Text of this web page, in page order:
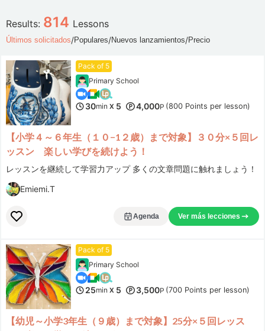
HIROMI.CH
***ui
MiKi先生授課時會耐心引導我勇敢開口說，且給予適時適當的回饋 Ver más lecciones
manami.n
***
mogumogu
***yjp
Results: 814 Lessons
Últimos solicitados/Populares/Nuevos lanzamientos/Precio
【小学４～６年生（１０−1２歳）まで対象】３０分×５回レ
ッスン 楽しい学びを続けよう！
レッスンを継続して学習力アップ 多くの文章問題に触れましょう！
Pack of 5
Primary School
30min X 5 4,000P (800 Points per lesson)
Emiemi.T
Agenda Ver más lecciones
【幼児～小学3年生（９歳）まで対象】25分×５回レッス
Pack of 5
Primary School
25min X 5 3,500P (700 Points per lesson)